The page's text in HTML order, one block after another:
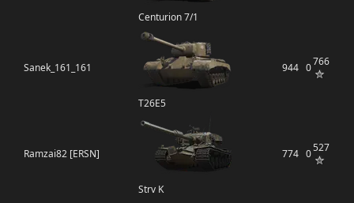
Centurion 7/1
Sanek_161_161
T26E5
944 0766
Ramzai82 [ERSN]
Strv K
774 0527